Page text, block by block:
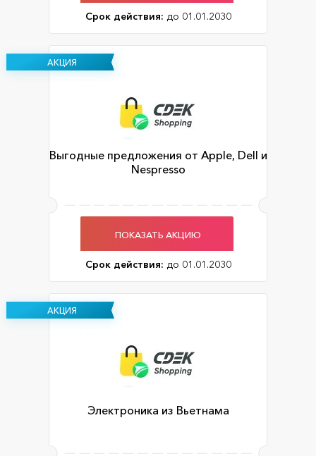
Срок действия: до 01.01.2030
АКЦИЯ
Выгодные предложения от Apple, Dell и
Nespresso
ПОКАЗАТЬ АКЦИЮ
Срок действия: до 01.01.2030
АКЦИЯ
Электроника из Вьетнама